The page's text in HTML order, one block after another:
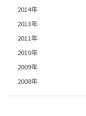
2014年
2013年
2011年
2010年
2009年
2008年